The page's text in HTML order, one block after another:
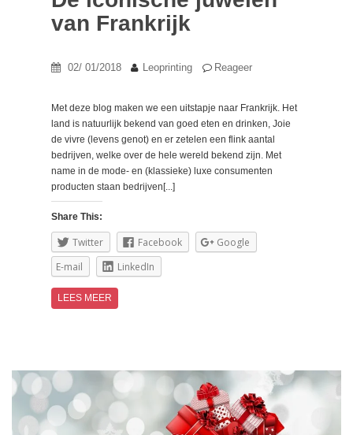
van Frankrijk
02/ 01/2018 Leoprinting Reageer
Met deze blog maken we een uitstapje naar Frankrijk. Het
land is natuurlijk bekend van goed eten en drinken, Joie
de vivre (levens genot) en er zetelen een flink aantal
bedrijven, welke over de hele wereld bekend zijn. Met
name in de mode- en (klassieke) luxe consumenten
producten staan bedrijven[...]
Share This:
Twitter Facebook
Google
E-mail
LinkedIn
LEES MEER